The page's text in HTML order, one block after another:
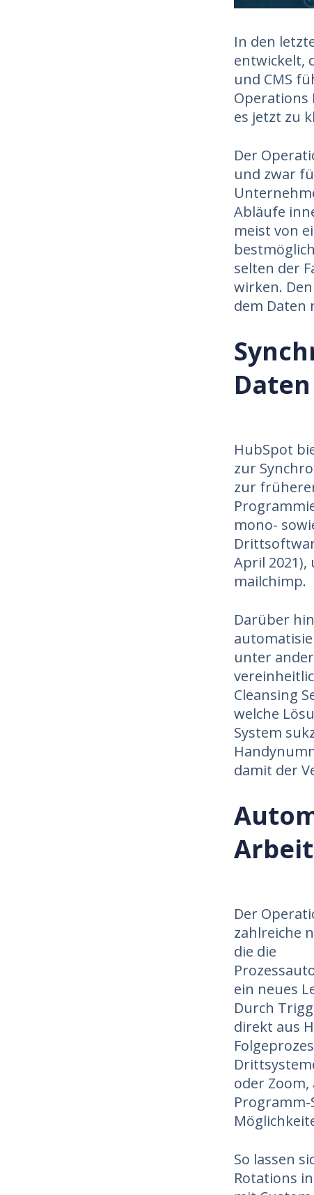
In den
entwickelt,
und CMS
Operations
es jetzt zu
Der
und zwar
Abläufe
meist von
selten der
wirken.
dem Daten
Daten
HubSpot
zur
zur
mono-
April
mailchimp.
Darüber
unter
Cleansing
welche
System
damit der
Arbeit
Der
zahlreiche
die die
ein neues
Durch
direkt aus
oder
So lassen
Rotations